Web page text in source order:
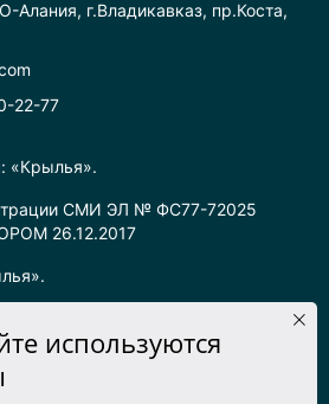
«Крылья».
СМИ ЭЛ № ФС77-72025
26.12.2017
для лиц старше 16 лет.
Алания, г.Владикавказ, пр.Коста,
22-77
используются